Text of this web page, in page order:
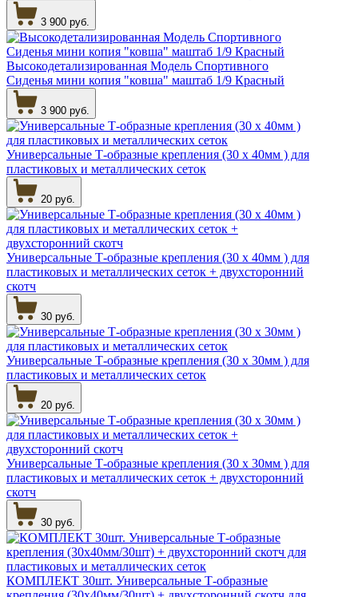
3 900 руб.
Высокодетализированная Модель Спортивного
Сиденья мини копия "ковша" маштаб 1/9 Красный
3 900 руб.
Универсальные Т-образные крепления (30 х 40мм ) для
пластиковых и металлических сеток
20 руб.
Универсальные Т-образные крепления (30 х 40мм ) для
пластиковых и металлических сеток + двухсторонний
скотч
30 руб.
Универсальные Т-образные крепления (30 х 30мм ) для
пластиковых и металлических сеток
20 руб.
Универсальные Т-образные крепления (30 х 30мм ) для
пластиковых и металлических сеток + двухсторонний
скотч
30 руб.
КОМПЛЕКТ 30шт. Универсальные Т-образные